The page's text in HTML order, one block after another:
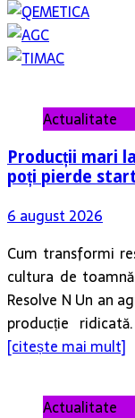
Actualitate
Producții mari
poți pierde
6 august 2026
Cum transformi
cultura de
Resolve N Un an
producție
[citește mai mult]
Actualitate